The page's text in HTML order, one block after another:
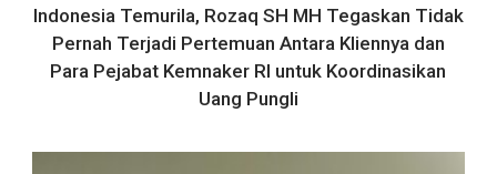
Indonesia Temurila, Rozaq SH MH Tegaskan Tidak
Pernah Terjadi Pertemuan Antara Kliennya dan
Para Pejabat Kemnaker RI untuk Koordinasikan
Uang Pungli